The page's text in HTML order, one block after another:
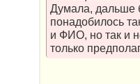
Думала, дальше
понадобилось
и ФИО, но так и
только